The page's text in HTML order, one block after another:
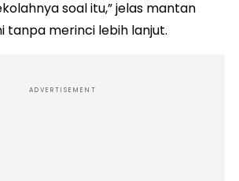
soal itu,” jelas mantan
tanpa merinci lebih lanjut.
ADVERTISEMENT